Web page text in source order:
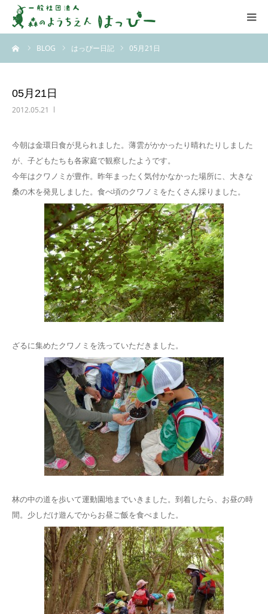
BLOG はっぴー日記 05月21日
05月21日
2012.05.21
今朝は金環日食が見られました。薄雲がかかったり晴れたりしました
が、子どもたちも各家庭で観察したようです。
今年はクワノミが豊作。昨年まったく気付かなかった場所に、大きな
桑の木を発見しました。食べ頃のクワノミをたくさん採りました。
ざるに集めたクワノミを洗っていただきました。
林の中の道を歩いて運動園地までいきました。到着したら、お昼の時
間。少しだけ遊んでからお昼ご飯を食べました。
はっぴーについて
アクセス